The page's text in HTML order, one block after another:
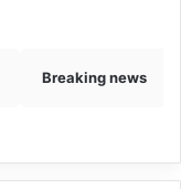
Breaking news